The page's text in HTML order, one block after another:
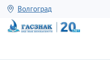
Волгоград